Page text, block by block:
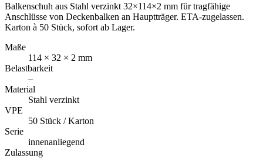
Balkenschuh aus Stahl verzinkt 32×114×2 mm für tragfähige
Anschlüsse von Deckenbalken an Hauptträger. ETA-zugelassen.
Karton à 50 Stück, sofort ab Lager.
Maße
114 × 32 × 2 mm
Belastbarkeit
–
Material
Stahl verzinkt
VPE
50 Stück / Karton
Serie
innenanliegend
Zulassung